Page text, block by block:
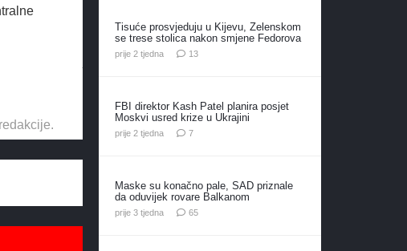
Tisuće prosvjeduju u Kijevu, Zelenskom
se trese stolica nakon smjene Fedorova
prije 2 tjedna 13komentara
FBI direktor Kash Patel planira posjet
Moskvi usred krize u Ukrajini
prije 2 tjedna 7komentara
Maske su konačno pale, SAD priznale
da oduvijek rovare Balkanom
prije 3 tjedna 65komentara